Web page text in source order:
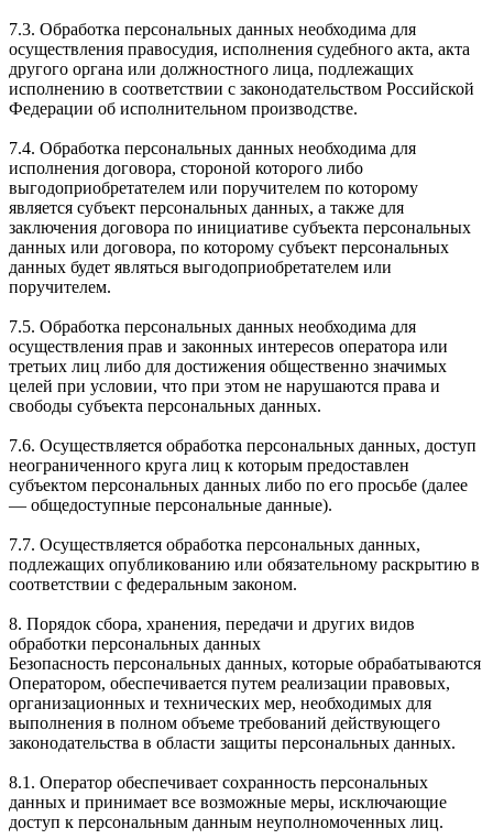
7.3. Обработка персональных данных необходима для
осуществления правосудия, исполнения судебного акта, акта
другого органа или должностного лица, подлежащих
исполнению в соответствии с законодательством Российской
Федерации об исполнительном производстве.
7.4. Обработка персональных данных необходима для
исполнения договора, стороной которого либо
выгодоприобретателем или поручителем по которому
является субъект персональных данных, а также для
заключения договора по инициативе субъекта персональных
данных или договора, по которому субъект персональных
данных будет являться выгодоприобретателем или
поручителем.
7.5. Обработка персональных данных необходима для
осуществления прав и законных интересов оператора или
третьих лиц либо для достижения общественно значимых
целей при условии, что при этом не нарушаются права и
свободы субъекта персональных данных.
7.6. Осуществляется обработка персональных данных, доступ
неограниченного круга лиц к которым предоставлен
субъектом персональных данных либо по его просьбе (далее
— общедоступные персональные данные).
7.7. Осуществляется обработка персональных данных,
подлежащих опубликованию или обязательному раскрытию в
соответствии с федеральным законом.
8. Порядок сбора, хранения, передачи и других видов
обработки персональных данных
Безопасность персональных данных, которые обрабатываются
Оператором, обеспечивается путем реализации правовых,
организационных и технических мер, необходимых для
выполнения в полном объеме требований действующего
законодательства в области защиты персональных данных.
8.1. Оператор обеспечивает сохранность персональных
данных и принимает все возможные меры, исключающие
доступ к персональным данным неуполномоченных лиц.